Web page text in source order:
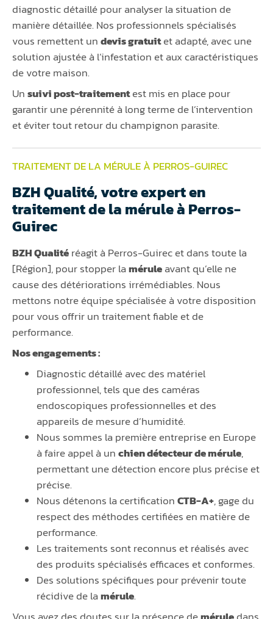
diagnostic détaillé pour analyser la situation de
manière détaillée. Nos professionnels spécialisés
vous remettent undevis gratuitet adapté, avec une
solution ajustée à l’infestation et aux caractéristiques
de votre maison.
Unsuivi post-traitementest mis en place pour
garantir une pérennité à long terme de l’intervention
et éviter tout retour du champignon parasite.
TRAITEMENT DE LA MÉRULE À PERROS-GUIREC
BZH Qualité, votre expert en
traitement de la mérule à Perros-
Guirec
BZH Qualitéréagit à Perros-Guirec et dans toute la
[Région], pour stopper laméruleavant qu’elle ne
cause des détériorations irrémédiables. Nous
mettons notre équipe spécialisée à votre disposition
pour vous offrir un traitement fiable et de
performance.
Nos engagements :
Diagnostic détaillé avec des matériel
professionnel, tels que des caméras
endoscopiques professionnelles et des
appareils de mesure d’humidité.
Nous sommes la première entreprise en Europe
à faire appel à unchien détecteur de mérule,
permettant une détection encore plus précise et
précise.
Nous détenons la certificationCTB-A+, gage du
respect des méthodes certifiées en matière de
performance.
Les traitements sont reconnus et réalisés avec
des produits spécialisés efficaces et conformes.
Des solutions spécifiques pour prévenir toute
récidive de lamérule.